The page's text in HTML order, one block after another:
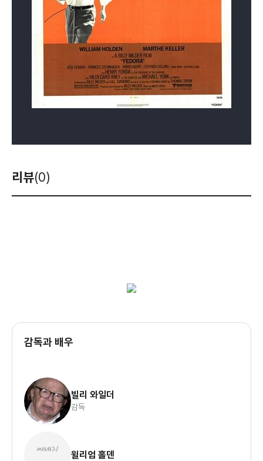
리뷰(0)
감독과 배우
빌리 와일더
감독
윌리엄 홀덴